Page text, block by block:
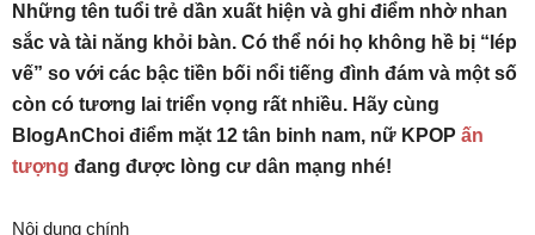
Những tên tuổi trẻ dần xuất hiện và ghi điểm nhờ nhan
sắc và tài năng khỏi bàn. Có thể nói họ không hề bị “lép
vế” so với các bậc tiền bối nổi tiếng đình đám và một số
còn có tương lai triển vọng rất nhiều. Hãy cùng
BlogAnChoi điểm mặt 12 tân binh nam, nữ KPOP ấn
tượng đang được lòng cư dân mạng nhé!
Nội dung chính